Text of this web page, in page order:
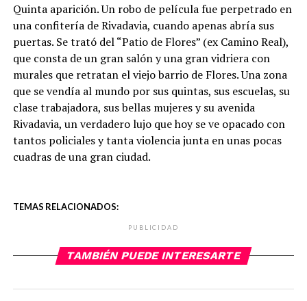
Quinta aparición. Un robo de película fue perpetrado en
una confitería de Rivadavia, cuando apenas abría sus
puertas. Se trató del “Patio de Flores” (ex Camino Real),
que consta de un gran salón y una gran vidriera con
murales que retratan el viejo barrio de Flores. Una zona
que se vendía al mundo por sus quintas, sus escuelas, su
clase trabajadora, sus bellas mujeres y su avenida
Rivadavia, un verdadero lujo que hoy se ve opacado con
tantos policiales y tanta violencia junta en unas pocas
cuadras de una gran ciudad.
TEMAS RELACIONADOS:
PUBLICIDAD
TAMBIÉN PUEDE INTERESARTE